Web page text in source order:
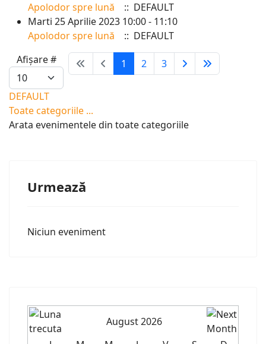
Apolodor spre lună
:: DEFAULT
Marti 25 Aprilie 2023 10:00 - 11:10
Apolodor spre lună
:: DEFAULT
Pagination List Limit
Afișare # 1 2 3
DEFAULT
Toate categoriile ...
Arata evenimentele din toate categoriile
Urmează
Niciun eveniment
August 2026